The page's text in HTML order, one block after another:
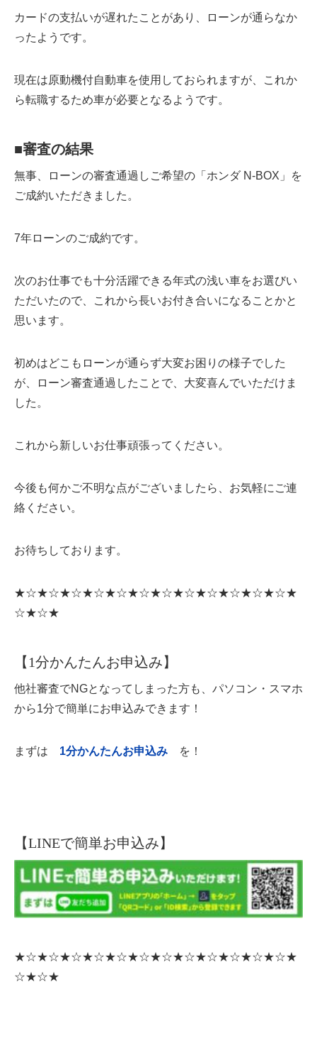
カードの支払いが遅れたことがあり、ローンが通らなか
ったようです。
現在は原動機付自動車を使用しておられますが、これか
ら転職するため車が必要となるようです。
■審査の結果
無事、ローンの審査通過しご希望の「ホンダ N-BOX」を
ご成約いただきました。
7年ローンのご成約です。
次のお仕事でも十分活躍できる年式の浅い車をお選びい
ただいたので、これから長いお付き合いになることかと
思います。
初めはどこもローンが通らず大変お困りの様子でした
が、ローン審査通過したことで、大変喜んでいただけま
した。
これから新しいお仕事頑張ってください。
今後も何かご不明な点がございましたら、お気軽にご連
絡ください。
お待ちしております。
★☆★☆★☆★☆★☆★☆★☆★☆★☆★☆★☆★☆★
☆★☆★
【1分かんたんお申込み】
他社審査でNGとなってしまった方も、パソコン・スマホ
から1分で簡単にお申込みできます！
まずは 1分かんたんお申込み を！
【LINEで簡単お申込み】
★☆★☆★☆★☆★☆★☆★☆★☆★☆★☆★☆★☆★
☆★☆★